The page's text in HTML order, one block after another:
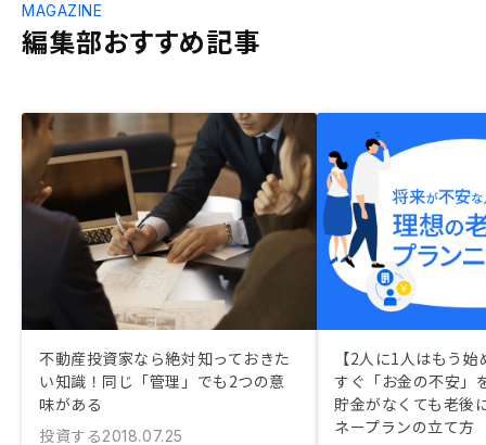
編集部おすすめ記事
MAGAZINE
不動産投資家なら絶対知っておきた
い知識！同じ「管理」でも2つの意
味がある
投資する2018.07.25
【2人に1人はもう
すぐ「お金の不安」
貯金がなくても老後
ネープランの立て方